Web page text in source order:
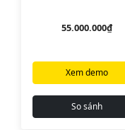
55.000.000₫
Xem demo
So sánh